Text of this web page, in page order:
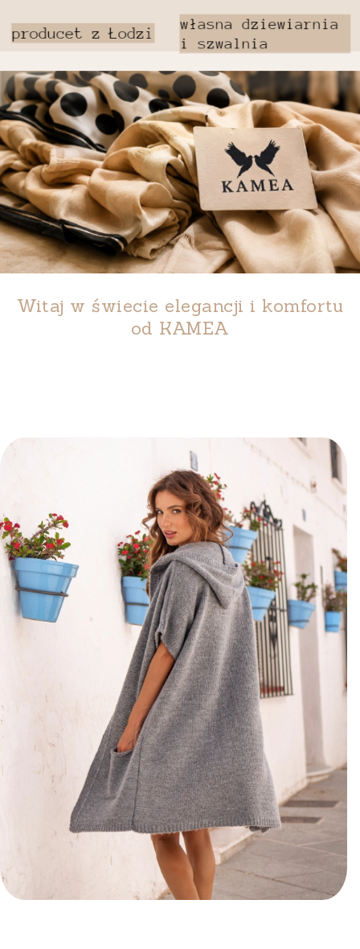
Witaj w świecie elegancji i komfortu
od KAMEA